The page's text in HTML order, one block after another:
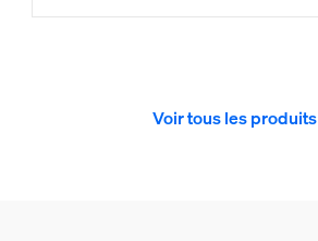
Voir tous les produits